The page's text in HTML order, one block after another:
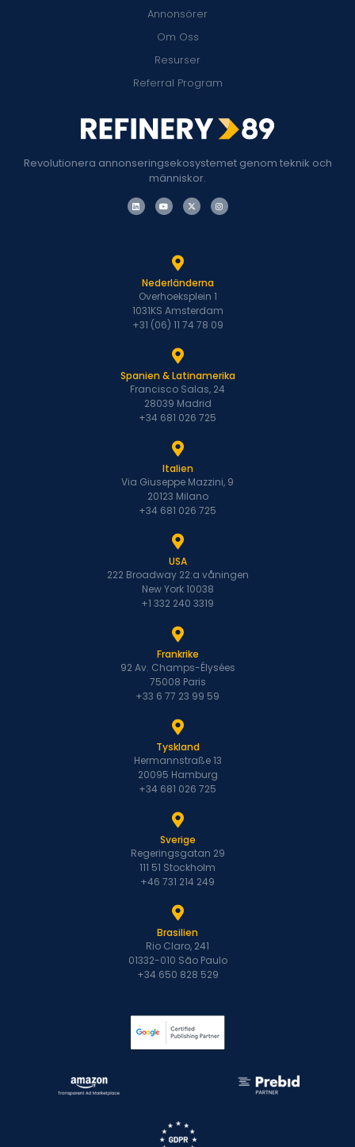
Revolutionera annonseringsekosystemet genom teknik och
människor.
Annonsörer
Om Oss
Resurser
Referral Program
Nederländerna
Overhoeksplein 1
1031KS Amsterdam
+31 (06) 11 74 78 09
Spanien & Latinamerika
Francisco Salas, 24
28039 Madrid
+34 681 026 725
Italien
Via Giuseppe Mazzini, 9
20123 Milano
+34 681 026 725
USA
222 Broadway 22:a våningen
New York 10038
+1 332 240 3319
Frankrike
92 Av. Champs-Élysées
75008 Paris
+33 6 77 23 99 59
Tyskland
Hermannstraße 13
20095 Hamburg
+34 681 026 725
Sverige
Regeringsgatan 29
111 51 Stockholm
+46 731 214 249
Brasilien
Rio Claro, 241
01332-010 São Paulo
+34 650 828 529